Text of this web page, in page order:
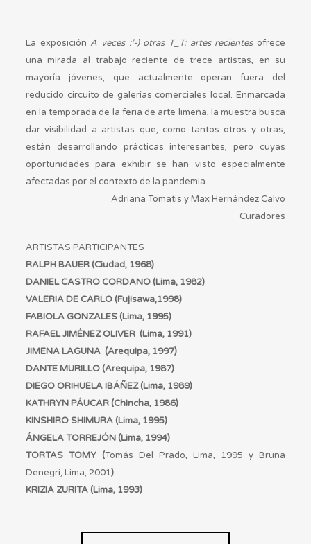
La exposición A veces :’-) otras T_T: artes recientesofrece
una mirada al trabajo reciente de trece artistas, en su
mayoría jóvenes, que actualmente operan fuera del
reducido circuito de galerías comerciales local. Enmarcada
en la temporada de la feria de arte limeña, la muestra busca
dar visibilidad a artistas que, como tantos otros y otras,
están desarrollando prácticas interesantes, pero cuyas
oportunidades para exhibir se han visto especialmente
afectadas por el contexto de la pandemia.
Adriana Tomatis y Max Hernández Calvo
Curadores
ARTISTAS PARTICIPANTES
RALPH BAUER (Ciudad, 1968)
DANIEL CASTRO CORDANO (Lima, 1982)
VALERIA DE CARLO (Fujisawa,1998)
FABIOLA GONZALES (Lima, 1995)
RAFAEL JIMÉNEZ OLIVER (Lima, 1991)
JIMENA LAGUNA (Arequipa, 1997)
DANTE MURILLO (Arequipa, 1987)
DIEGO ORIHUELA IBÁÑEZ (Lima, 1989)
KATHRYN PÁUCAR (Chincha, 1986)
KINSHIRO SHIMURA (Lima, 1995)
ÁNGELA TORREJÓN(Lima, 1994)
TORTAS TOMY (Tomás Del Prado, Lima, 1995 y Bruna
Denegri, Lima, 2001)
KRIZIA ZURITA (Lima, 1993)